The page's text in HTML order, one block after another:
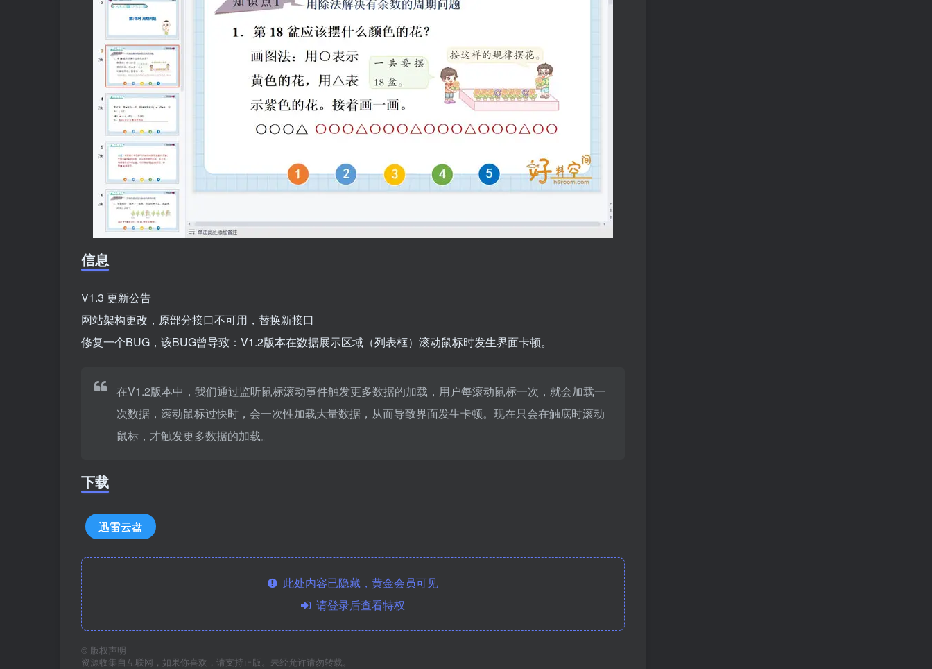
信息
V1.3 更新公告
网站架构更改，原部分接口不可用，替换新接口
修复一个BUG，该BUG曾导致：V1.2版本在数据展示区域（列表框）滚动鼠标时发生界面卡顿。
在V1.2版本中，我们通过监听鼠标滚动事件触发更多数据的加载，用户每滚动鼠标一次，就会加载一
次数据，滚动鼠标过快时，会一次性加载大量数据，从而导致界面发生卡顿。现在只会在触底时滚动
鼠标，才触发更多数据的加载。
下载
迅雷云盘
此处内容已隐藏，黄金会员可见
请登录后查看特权
© 版权声明
资源收集自互联网，如果你喜欢，请支持正版。未经允许请勿转载。